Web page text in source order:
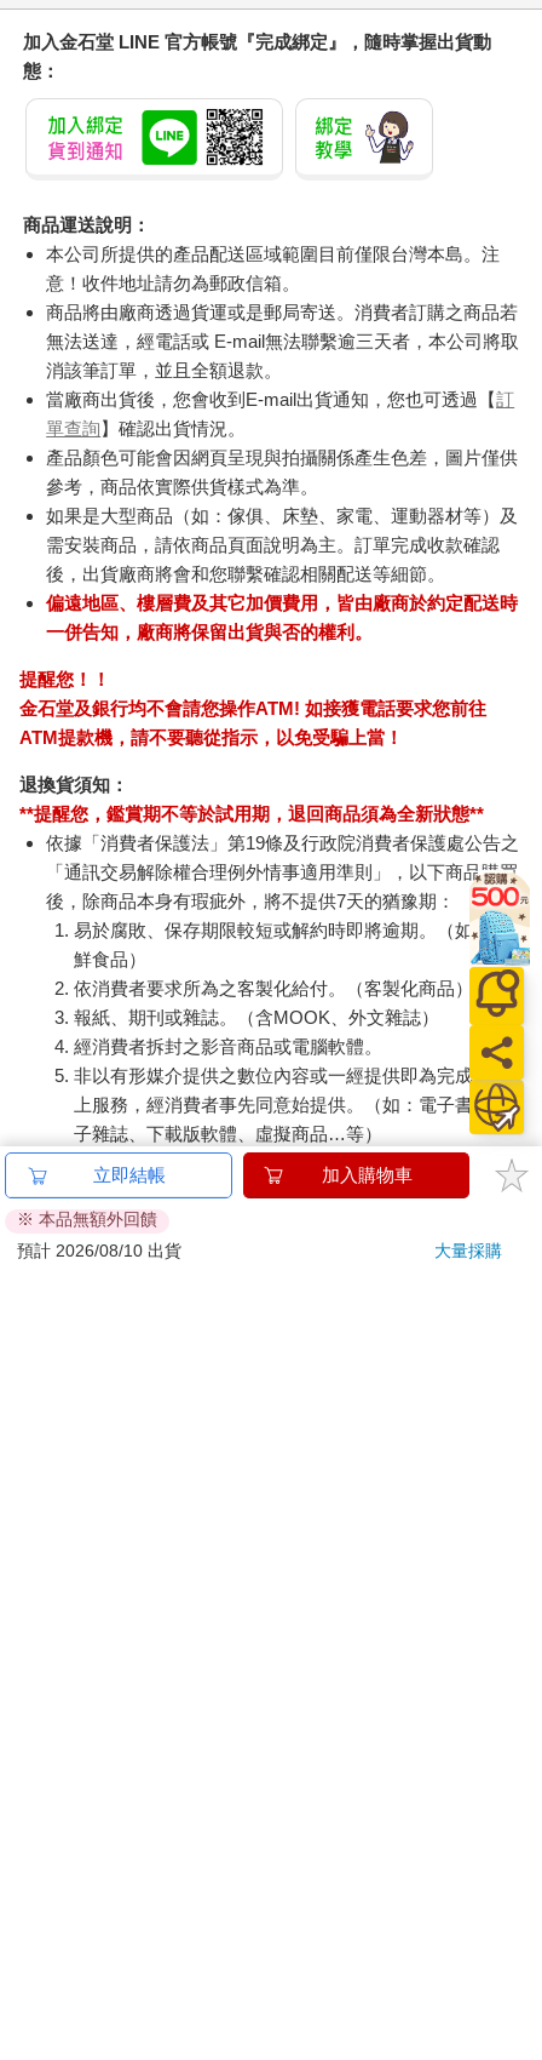
加入金石堂 LINE 官方帳號『完成綁定』，隨時掌握出貨動
態：
商品運送說明：
本公司所提供的產品配送區域範圍目前僅限台灣本島。注
意！收件地址請勿為郵政信箱。
商品將由廠商透過貨運或是郵局寄送。消費者訂購之商品若
無法送達，經電話或 E-mail無法聯繫逾三天者，本公司將取
消該筆訂單，並且全額退款。
當廠商出貨後，您會收到E-mail出貨通知，您也可透過【訂
單查詢】確認出貨情況。
產品顏色可能會因網頁呈現與拍攝關係產生色差，圖片僅供
參考，商品依實際供貨樣式為準。
如果是大型商品（如：傢俱、床墊、家電、運動器材等）及
需安裝商品，請依商品頁面說明為主。訂單完成收款確認
後，出貨廠商將會和您聯繫確認相關配送等細節。
偏遠地區、樓層費及其它加價費用，皆由廠商於約定配送時
一併告知，廠商將保留出貨與否的權利。
提醒您！！
金石堂及銀行均不會請您操作ATM! 如接獲電話要求您前往
ATM提款機，請不要聽從指示，以免受騙上當！
退換貨須知：
**提醒您，鑑賞期不等於試用期，退回商品須為全新狀態**
依據「消費者保護法」第19條及行政院消費者保護處公告之
「通訊交易解除權合理例外情事適用準則」，以下商品購買
後，除商品本身有瑕疵外，將不提供7天的猶豫期：
易於腐敗、保存期限較短或解約時即將逾期。（如：生
鮮食品）
依消費者要求所為之客製化給付。（客製化商品）
報紙、期刊或雜誌。（含MOOK、外文雜誌）
經消費者拆封之影音商品或電腦軟體。
非以有形媒介提供之數位內容或一經提供即為完成之線
上服務，經消費者事先同意始提供。（如：電子書、電
子雜誌、下載版軟體、虛擬商品…等）
已拆封之個人衛生用品。（如：內衣褲、刮鬍刀、除毛
若非上列種類商品，均享有到貨7天的猶豫期（含例假
日）。
立即結帳 加入購物車
※ 本品無額外回饋
預計 2026/08/10 出貨
大量採購